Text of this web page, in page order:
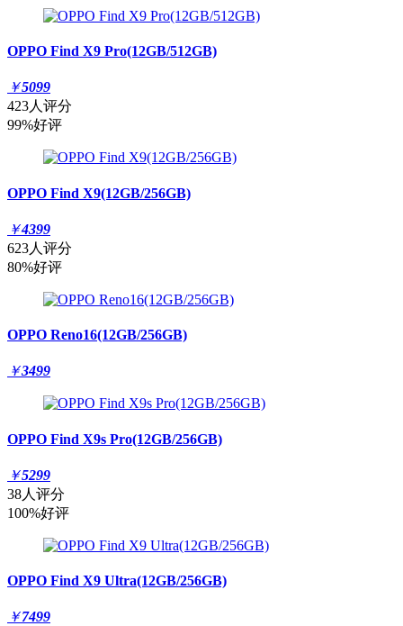
OPPO Find X9 Pro(12GB/512GB)
￥5099
423人评分
99%好评
OPPO Find X9(12GB/256GB)
￥4399
623人评分
80%好评
OPPO Reno16(12GB/256GB)
￥3499
OPPO Find X9s Pro(12GB/256GB)
￥5299
38人评分
100%好评
OPPO Find X9 Ultra(12GB/256GB)
￥7499